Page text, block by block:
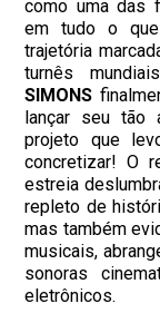
como uma das
em tudo o
trajetória
turnês
SIMONS
lançar seu tão
projeto que
concretizar! O
estreia
repleto de
mas também
musicais,
sonoras
eletrônicos.